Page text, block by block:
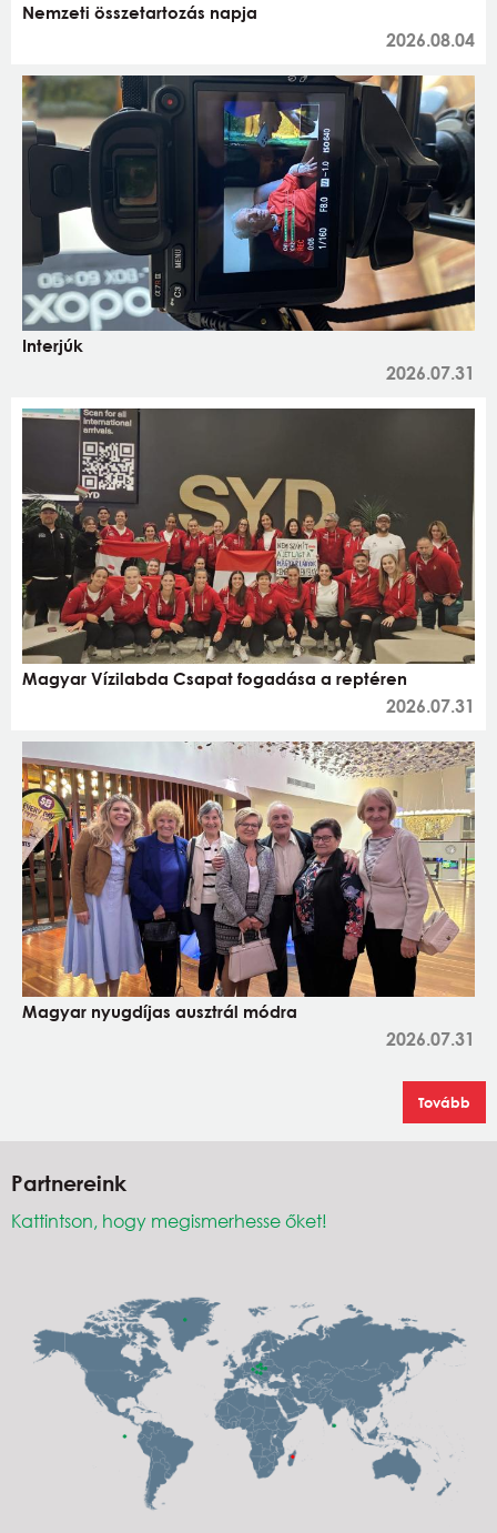
Nemzeti összetartozás napja
2026.08.04
Interjúk
2026.07.31
Magyar Vízilabda Csapat fogadása a reptéren
2026.07.31
Magyar nyugdíjas ausztrál módra
2026.07.31
Tovább
Partnereink
Kattintson, hogy megismerhesse őket!